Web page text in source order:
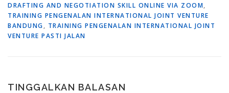
DRAFTING AND NEGOTIATION SKILL ONLINE VIA ZOOM,
TRAINING PENGENALAN INTERNATIONAL JOINT VENTURE
BANDUNG, TRAINING PENGENALAN INTERNATIONAL JOINT
VENTURE PASTI JALAN
TINGGALKAN BALASAN